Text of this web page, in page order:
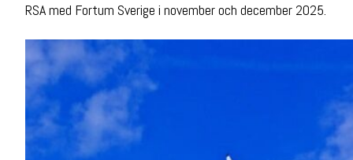
RSA med Fortum Sverige i november och december 2025.